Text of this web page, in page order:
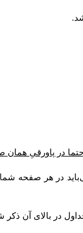
در پاورقیِ
در هر صفحه
در بالای آن ذکر